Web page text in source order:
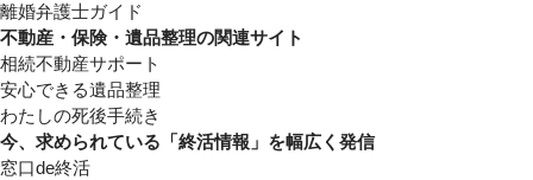
離婚弁護士ガイド
不動産・保険・遺品整理の関連サイト
相続不動産サポート
安心できる遺品整理
わたしの死後手続き
今、求められている「終活情報」を幅広く発信
窓口de終活